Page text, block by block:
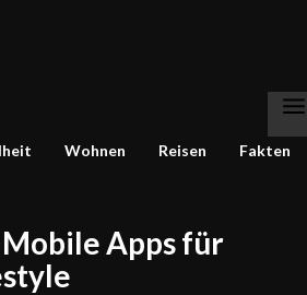
Wohnen Reisen Fakten
Apps für